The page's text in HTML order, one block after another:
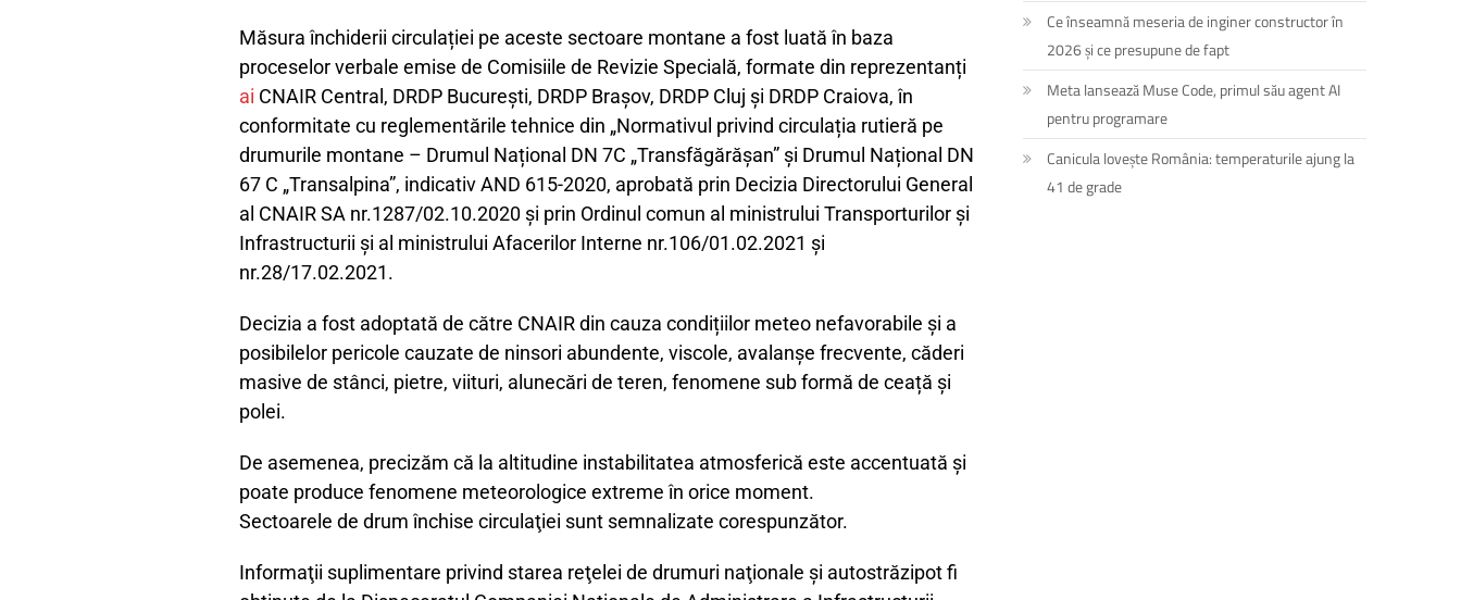
Măsura închiderii circulației pe aceste sectoare montane a fost luată în baza
proceselor verbale emise de Comisiile de Revizie Specială, formate din reprezentanți
ai CNAIR Central, DRDP București, DRDP Brașov, DRDP Cluj și DRDP Craiova, în
conformitate cu reglementările tehnice din „Normativul privind circulația rutieră pe
drumurile montane – Drumul Național DN 7C „Transfăgărășan” și Drumul Național DN
67 C „Transalpina”, indicativ AND 615-2020, aprobată prin Decizia Directorului General
al CNAIR SA nr.1287/02.10.2020 și prin Ordinul comun al ministrului Transporturilor și
Infrastructurii și al ministrului Afacerilor Interne nr.106/01.02.2021 și
nr.28/17.02.2021.
Decizia a fost adoptată de către CNAIR din cauza condițiilor meteo nefavorabile și a
posibilelor pericole cauzate de ninsori abundente, viscole, avalanșe frecvente, căderi
masive de stânci, pietre, viituri, alunecări de teren, fenomene sub formă de ceață și
polei.
De asemenea, precizăm că la altitudine instabilitatea atmosferică este accentuată și
poate produce fenomene meteorologice extreme în orice moment.
Sectoarele de drum închise circulaţiei sunt semnalizate corespunzător.
Informaţii suplimentare privind starea reţelei de drumuri naţionale și autostrăzipot fi
Ce înseamnă meseria de inginer constructor în
2026 și ce presupune de fapt
Meta lansează Muse Code, primul său agent AI
pentru programare
Canicula lovește România: temperaturile ajung la
41 de grade